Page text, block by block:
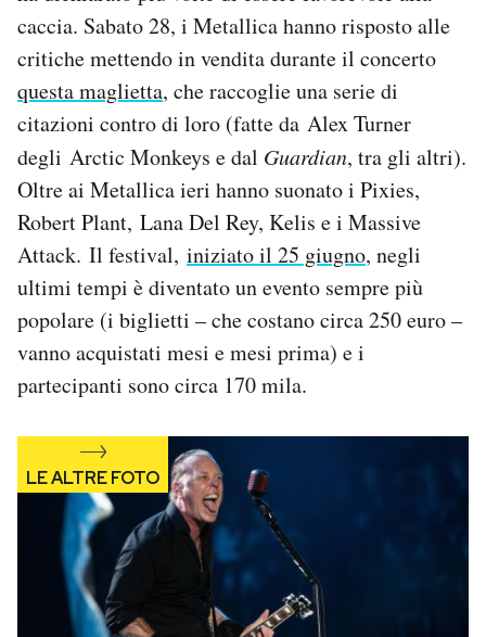
caccia. Sabato 28, i Metallica hanno risposto alle
critiche mettendo in vendita durante il concerto
questa maglietta, che raccoglie una serie di
citazioni contro di loro (fatte da Alex Turner
degli Arctic Monkeys e dal Guardian, tra gli altri).
Oltre ai Metallica ieri hanno suonato i Pixies,
Robert Plant, Lana Del Rey, Kelis e i Massive
Attack. Il festival, iniziato il 25 giugno, negli
ultimi tempi è diventato un evento sempre più
popolare (i biglietti – che costano circa 250 euro –
vanno acquistati mesi e mesi prima) e i
partecipanti sono circa 170 mila.